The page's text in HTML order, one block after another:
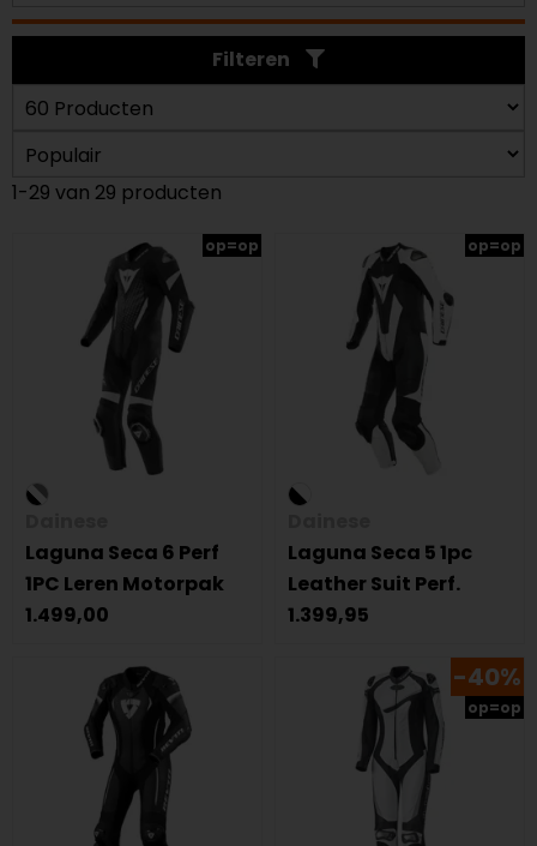
Filteren
1-29 van 29 producten
op=op
Laguna Seca 6 Perf
1PC Leren Motorpak
1.499,00
op=op
Laguna Seca 5 1pc
Leather Suit Perf.
1.399,95
-40%
op=op